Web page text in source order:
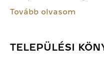
Tovább olvasom
TELEPÜLÉSI